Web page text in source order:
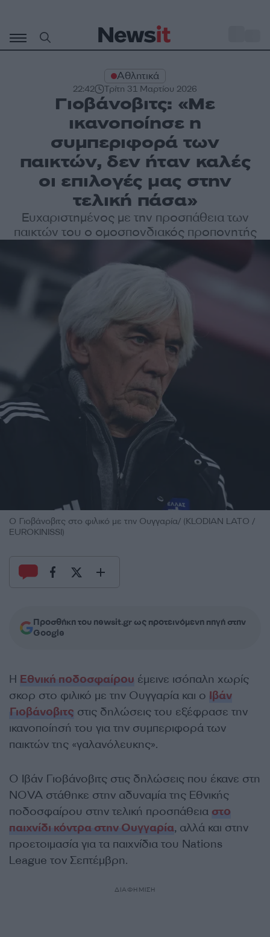
περιεχόμενο
Αθλητικά
22:42 Τρίτη 31 Μαρτίου 2026
Γιοβάνοβιτς: «Με
ικανοποίησε η
συμπεριφορά των
παικτών, δεν ήταν καλές
οι επιλογές μας στην
τελική πάσα»
Ευχαριστημένος με την προσπάθεια των
παικτών του ο ομοσπονδιακός προπονητής
Ο Γιοβάνοβιτς στο φιλικό με την Ουγγαρία/ (KLODIAN LATO /
EUROKINISSI)
Προσθήκη του newsit.gr ως προτεινόμενη πηγή στην
Google
Η Εθνική ποδοσφαίρου έμεινε ισόπαλη χωρίς
σκορ στο φιλικό με την Ουγγαρία και ο Ιβάν
Γιοβάνοβιτς στις δηλώσεις του εξέφρασε την
ικανοποίησή του για την συμπεριφορά των
παικτών της «γαλανόλευκης».
Ο Ιβάν Γιοβάνοβιτς στις δηλώσεις που έκανε στη
NOVA στάθηκε στην αδυναμία της Εθνικής
ποδοσφαίρου στην τελική προσπάθεια στο
παιχνίδι κόντρα στην Ουγγαρία, αλλά και στην
προετοιμασία για τα παιχνίδια του Nations
League τον Σεπτέμβρη.
ΔΙΑΦΗΜΙΣΗ